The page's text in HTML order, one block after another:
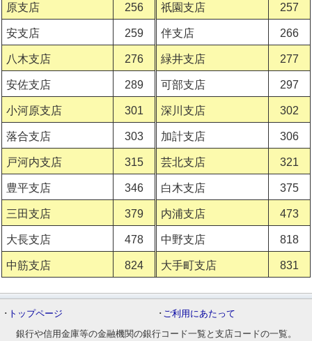
原支店 256 祇園支店 257
安支店 259 伴支店 266
八木支店 276 緑井支店 277
安佐支店 289 可部支店 297
小河原支店 301 深川支店 302
落合支店 303 加計支店 306
戸河内支店 315 芸北支店 321
豊平支店 346 白木支店 375
三田支店 379 内浦支店 473
大長支店 478 中野支店 818
中筋支店 824 大手町支店 831
･ トップページ ･ ご利用にあたって
銀行や信用金庫等の金融機関の銀行コード一覧と支店コードの一覧。